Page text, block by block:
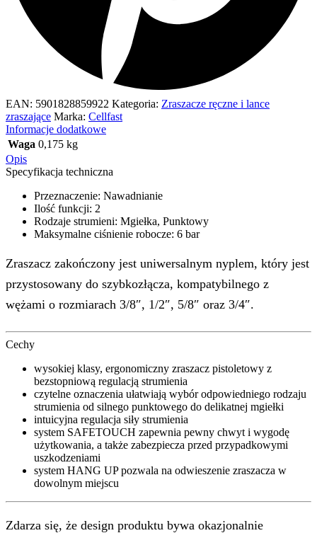
EAN: 5901828859922 Kategoria: Zraszacze ręczne i lance
zraszające Marka: Cellfast
Informacje dodatkowe
Waga 0,175 kg
Opis
Specyfikacja techniczna
Przeznaczenie: Nawadnianie
Ilość funkcji: 2
Rodzaje strumieni: Mgiełka, Punktowy
Maksymalne ciśnienie robocze: 6 bar
Zraszacz zakończony jest uniwersalnym nyplem, który jest
przystosowany do szybkozłącza, kompatybilnego z
wężami o rozmiarach 3/8″, 1/2″, 5/8″ oraz 3/4″.
Cechy
wysokiej klasy, ergonomiczny zraszacz pistoletowy z
bezstopniową regulacją strumienia
czytelne oznaczenia ułatwiają wybór odpowiedniego rodzaju
strumienia od silnego punktowego do delikatnej mgiełki
intuicyjna regulacja siły strumienia
system SAFETOUCH zapewnia pewny chwyt i wygodę
użytkowania, a także zabezpiecza przed przypadkowymi
uszkodzeniami
system HANG UP pozwala na odwieszenie zraszacza w
dowolnym miejscu
Zdarza się, że design produktu bywa okazjonalnie